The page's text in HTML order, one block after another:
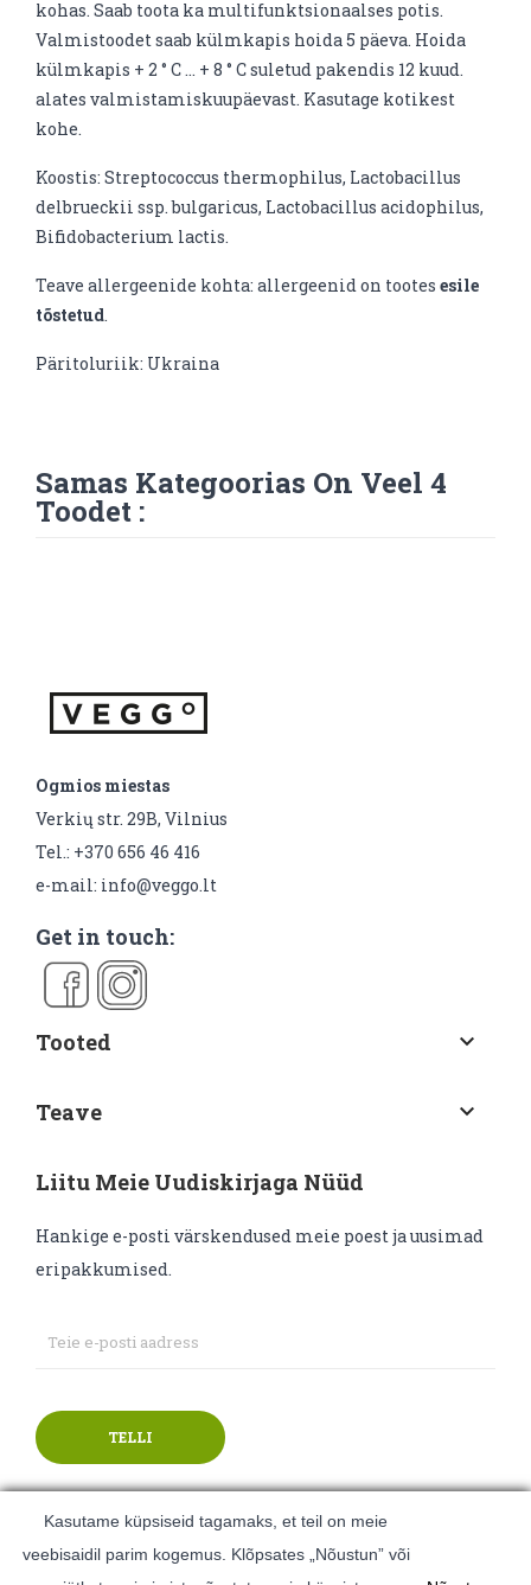
kohas. Saab toota ka multifunktsionaalses potis.
Valmistoodet saab külmkapis hoida 5 päeva. Hoida
külmkapis + 2 ° C ... + 8 ° C suletud pakendis 12 kuud.
alates valmistamiskuupäevast. Kasutage kotikest
kohe.
Koostis: Streptococcus thermophilus, Lactobacillus
delbrueckii ssp. bulgaricus, Lactobacillus acidophilus,
Bifidobacterium lactis.
Teave allergeenide kohta: allergeenid on tootes esile
tõstetud.
Päritoluriik: Ukraina
Samas Kategoorias On Veel 4
Toodet :
Ogmios miestas
Verkių str. 29B, Vilnius
Tel.: +370 656 46 416
e-mail: info@veggo.lt
Get in touch:
Tooted keyboard_arrow_down
Teave keyboard_arrow_down
Kasutame küpsiseid tagamaks, et teil on meie
veebisaidil parim kogemus. Klõpsates „Nõustun” või
Liitu Meie Uudiskirjaga Nüüd
Hankige e-posti värskendused meie poest ja uusimad
eripakkumised.
TELLI